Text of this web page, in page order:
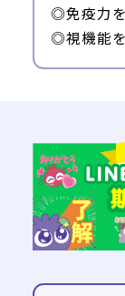
◎免疫力
◎視機能